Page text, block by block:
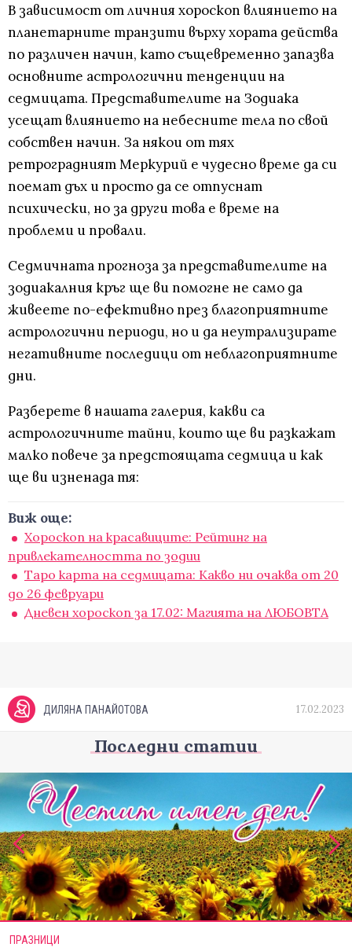
В зависимост от личния хороскоп влиянието на
планетарните транзити върху хората действа
по различен начин, като същевременно запазва
основните астрологични тенденции на
седмицата. Представителите на Зодиака
усещат влиянието на небесните тела по свой
собствен начин. За някои от тях
ретроградният Меркурий е чудесно време да си
поемат дъх и просто да се отпуснат
психически, но за други това е време на
проблеми и провали.
Седмичната прогноза за представителите на
зодиакалния кръг ще ви помогне не само да
живеете по-ефективно през благоприятните
астрологични периоди, но и да неутрализирате
негативните последици от неблагоприятните
дни.
Разберете в нашата галерия, какви са
астрологичните тайни, които ще ви разкажат
малко повече за предстоящата седмица и как
ще ви изненада тя:
Виж още:
Хороскоп на красавиците: Рейтинг на
привлекателността по зодии
Таро карта на седмицата: Какво ни очаква от 20
до 26 февруари
Дневен хороскоп за 17.02: Магията на ЛЮБОВТА
ДИЛЯНА ПАНАЙОТОВА 17.02.2023
Последни статии
ПРАЗНИЦИ